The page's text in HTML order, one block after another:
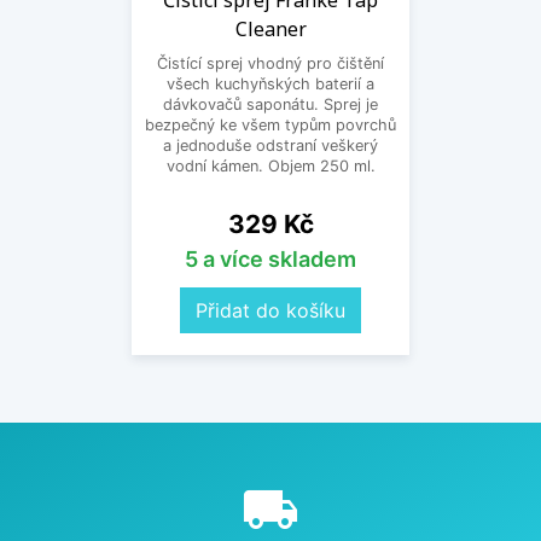
Cleaner
Čistící sprej vhodný pro čištění
všech kuchyňských baterií a
dávkovačů saponátu. Sprej je
bezpečný ke všem typům povrchů
a jednoduše odstraní veškerý
vodní kámen. Objem 250 ml.
Cena
329 Kč
5 a více skladem
Přidat do košíku
local_shipping